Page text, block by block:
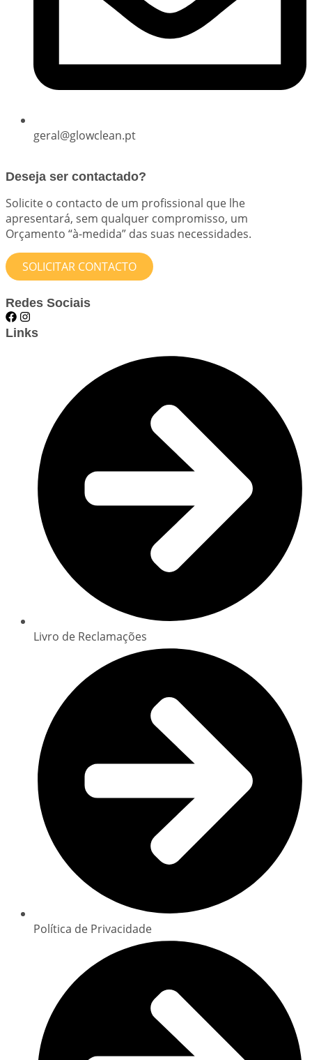
geral@glowclean.pt
Deseja ser contactado?
Solicite o contacto de um profissional que lhe
apresentará, sem qualquer compromisso, um
Orçamento “à-medida” das suas necessidades.
SOLICITAR CONTACTO
Redes Sociais
Links
Livro de Reclamações
Política de Privacidade